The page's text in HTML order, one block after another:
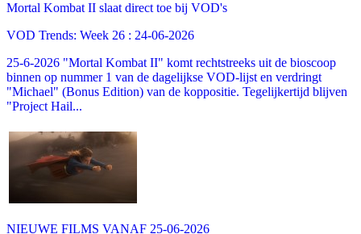
Mortal Kombat II slaat direct toe bij VOD's
VOD Trends: Week 26 : 24-06-2026
25-6-2026 "Mortal Kombat II" komt rechtstreeks uit de bioscoop
binnen op nummer 1 van de dagelijkse VOD-lijst en verdringt
"Michael" (Bonus Edition) van de koppositie. Tegelijkertijd blijven
"Project Hail...
NIEUWE FILMS VANAF 25-06-2026